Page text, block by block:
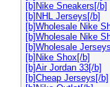
[b]Nike Sneakers[/b]
[b]NHL Jerseys[/b]
[b]Wholesale Nike
[b]Wholesale Nike
[b]Wholesale
[b]Nike Shox[/b]
[b]Air Jordan 33[/b]
[b]Cheap Jerseys[/b]